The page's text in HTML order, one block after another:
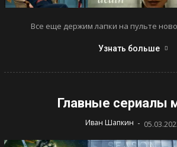
Все еще держим лапки на пульте
Узнать больше
Главные сериалы
Иван Шапкин -